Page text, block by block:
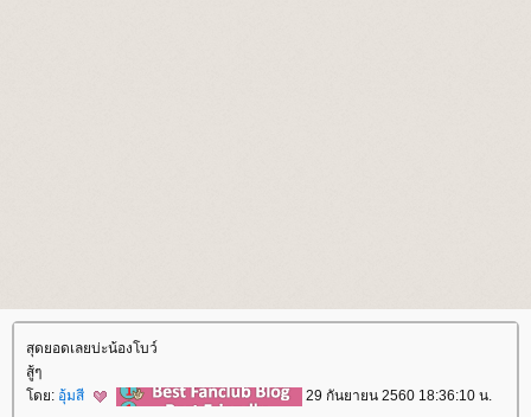
สุดยอดเลยบ่ะน้องโบว์
สู้ๆ
ดย: อุ้มสี 29 กันยายน 2560 18:36:10 น.